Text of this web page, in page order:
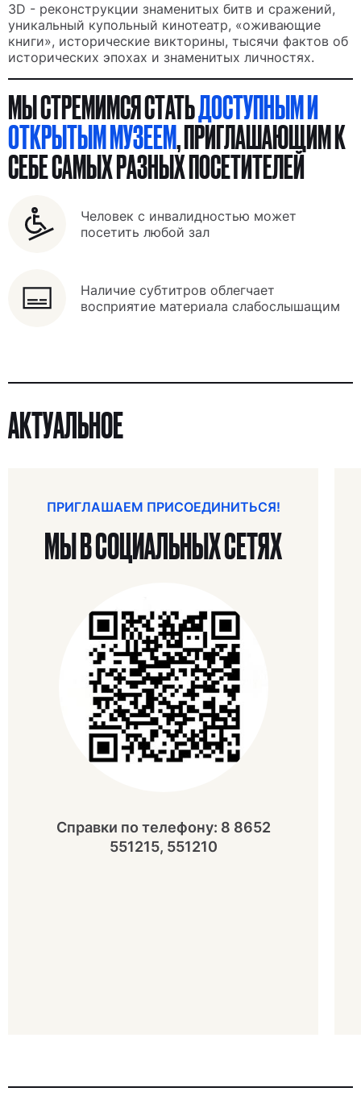
ОДНИМ КАСАНИЕМ
3D - реконструкции знаменитых битв и сражений,
уникальный купольный кинотеатр, «оживающие
книги», исторические викторины, тысячи фактов об
исторических эпохах и знаменитых личностях.
МЫ СТРЕМИМСЯ СТАТЬДОСТУПНЫМ И
ОТКРЫТЫМ МУЗЕЕМ, ПРИГЛАШАЮЩИМ К
СЕБЕ САМЫХ РАЗНЫХ ПОСЕТИТЕЛЕЙ
Человек с инвалидностью может
посетить любой зал
Наличие субтитров облегчает
восприятие материала слабослышащим
АКТУАЛЬНОЕ
ПРИГЛАШАЕМ ПРИСОЕДИНИТЬСЯ!
МЫ В СОЦИАЛЬНЫХ СЕТЯХ
Справки по телефону: 8 8652
551215, 551210